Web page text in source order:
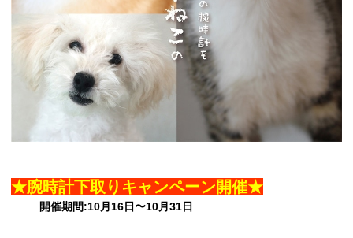
★腕時計下取りキャンペーン開催★
開催期間:10月16日〜10月31日